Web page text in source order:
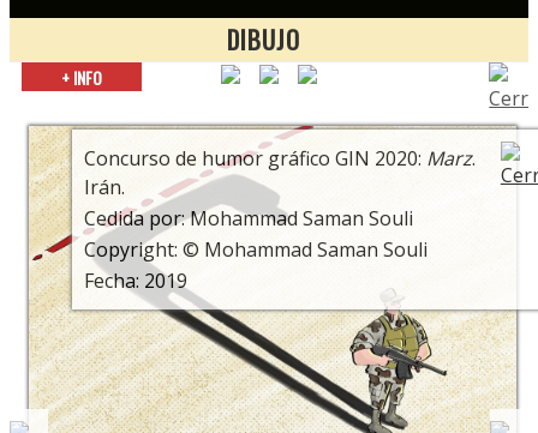
DIBUJO
Inicio
9º Concurso de Humor Gráfico Gin. Todo se complica en el
planeta Tierra.
+ INFO
Concurso de humor gráfico GIN 2020: Marz.
Irán.
Cedida por: Mohammad Saman Souli
Copyright: © Mohammad Saman Souli
Fecha: 2019